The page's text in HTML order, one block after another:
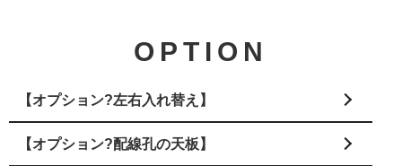
OPTION
【オプション?左右入れ替え】
【オプション?配線孔の天板】